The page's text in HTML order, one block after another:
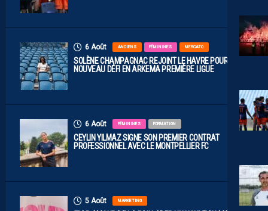
6 Août ANCIENS FÉMININES MERCATO
SOLÈNE CHAMPAGNAC REJOINT LE HAVRE POUR UN
NOUVEAU DÉFI EN ARKEMA PREMIÈRE LIGUE
6 Août FÉMININES FORMATION
CEYLIN YILMAZ SIGNE SON PREMIER CONTRAT
PROFESSIONNEL AVEC LE MONTPELLIER FC
5 Août MARKETING